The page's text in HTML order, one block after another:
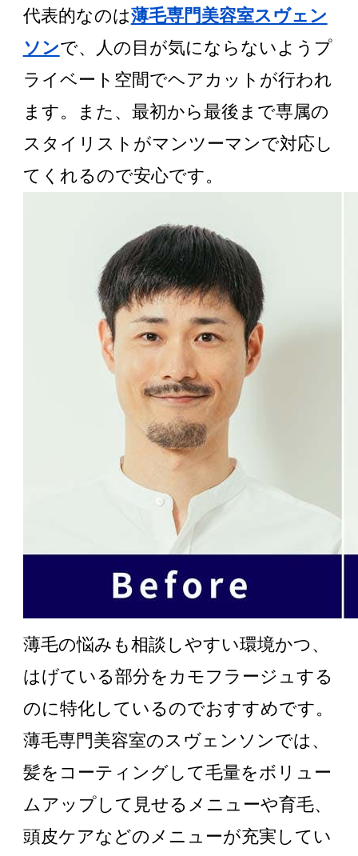
代表的なのは薄毛専門美容室スヴェン
ソンで、人の目が気にならないようプ
ライベート空間でヘアカットが行われ
ます。また、最初から最後まで専属の
スタイリストがマンツーマンで対応し
てくれるので安心です。
薄毛の悩みも相談しやすい環境かつ、
はげている部分をカモフラージュする
のに特化しているのでおすすめです。
薄毛専門美容室のスヴェンソンでは、
髪をコーティングして毛量をボリュー
ムアップして見せるメニューや育毛、
頭皮ケアなどのメニューが充実してい